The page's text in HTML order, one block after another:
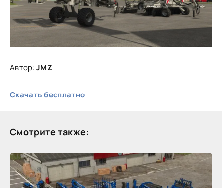
Автор:JMZ
Скачать бесплатно
Смотрите также: